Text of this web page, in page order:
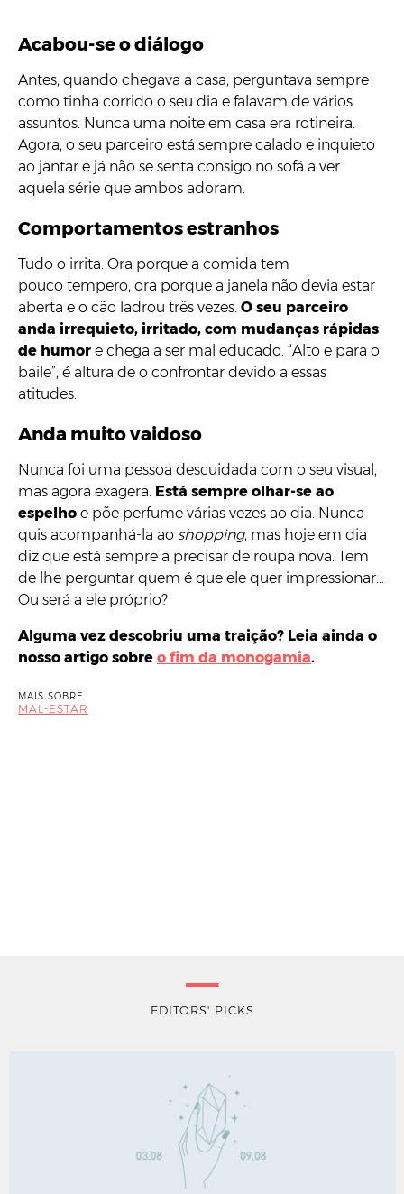
Acabou-se o diálogo
Antes, quando chegava a casa, perguntava sempre
como tinha corrido o seu dia e falavam de vários
assuntos. Nunca uma noite em casa era rotineira.
Agora, o seu parceiro está sempre calado e inquieto
ao jantar e já não se senta consigo no sofá a ver
aquela série que ambos adoram.
Comportamentos estranhos
Tudo o irrita. Ora porque a comida tem
pouco tempero, ora porque a janela não devia estar
aberta e o cão ladrou três vezes. O seu parceiro
anda irrequieto, irritado, com mudanças rápidas
de humor e chega a ser mal educado. “Alto e para o
baile”, é altura de o confrontar devido a essas
atitudes.
Anda muito vaidoso
Nunca foi uma pessoa descuidada com o seu visual,
mas agora exagera. Está sempre olhar-se ao
espelho e põe perfume várias vezes ao dia. Nunca
quis acompanhá-la ao shopping, mas hoje em dia
diz que está sempre a precisar de roupa nova. Tem
de lhe perguntar quem é que ele quer impressionar…
Ou será a ele próprio?
Alguma vez descobriu uma traição? Leia ainda o
nosso artigo sobre o fim da monogamia.
MAIS SOBRE
MAL-ESTAR
EDITORS' PICKS